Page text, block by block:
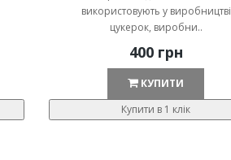
використовують у виробництві
цукерок, виробни..
400 грн
КУПИТИ
Купити в 1 клік